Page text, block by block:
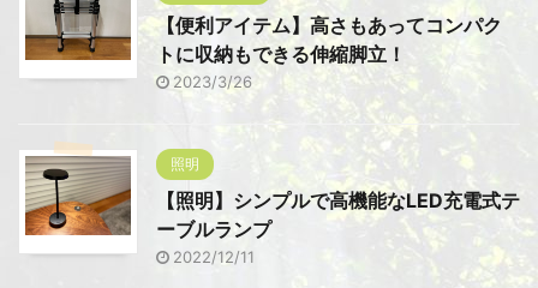
【便利アイテム】高さもあってコンパク
トに収納もできる伸縮脚立！
2023/3/26
照明
【照明】シンプルで高機能なLED充電式テ
ーブルランプ
2022/12/11